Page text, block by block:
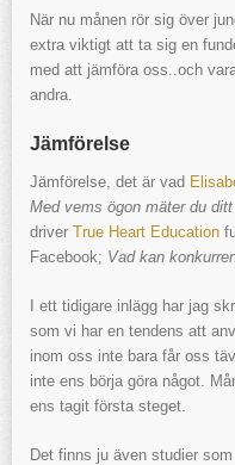
När nu månen rör sig över
extra viktigt att ta sig en
med att jämföra oss..och
andra.
Jämförelse
Jämförelse, det är vad
Med vems ögon mäter du ditt
driver True Heart Education
Facebook; Vad kan
I ett tidigare inlägg har jag
som vi har en tendens att
inom oss inte bara får oss
inte ens börja göra något.
ens tagit första steget.
Det finns ju även studier